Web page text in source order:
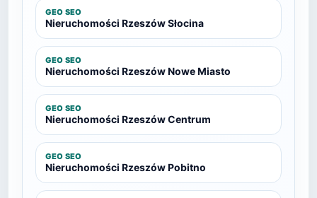
GEO SEO
Nieruchomości Rzeszów Słocina
GEO SEO
Nieruchomości Rzeszów Nowe Miasto
GEO SEO
Nieruchomości Rzeszów Centrum
GEO SEO
Nieruchomości Rzeszów Pobitno